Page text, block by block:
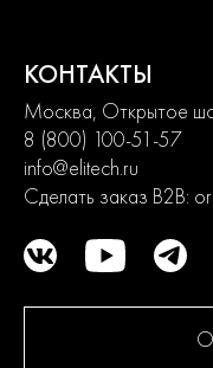
КОНТАКТЫ
Москва, Открытое
8 (800) 100-51-57
info@elitech.ru
Сделать заказ B2B: